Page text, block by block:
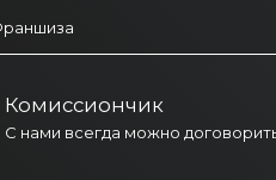
Комиссиончик
С нами всегда можно